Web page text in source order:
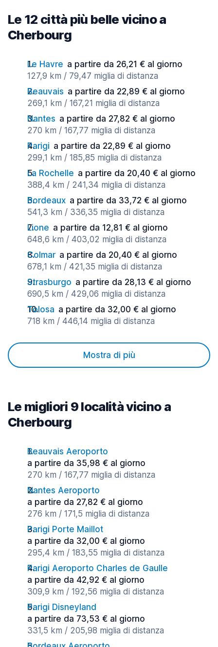
Le 12 città più belle vicino a
Cherbourg
Le Havre a partire da 26,21 € al giorno
127,9 km / 79,47 miglia di distanza
Beauvais a partire da 22,89 € al giorno
269,1 km / 167,21 miglia di distanza
Nantes a partire da 27,82 € al giorno
270 km / 167,77 miglia di distanza
Parigi a partire da 22,89 € al giorno
299,1 km / 185,85 miglia di distanza
La Rochelle a partire da 20,40 € al giorno
388,4 km / 241,34 miglia di distanza
Bordeaux a partire da 33,72 € al giorno
541,3 km / 336,35 miglia di distanza
Lione a partire da 12,81 € al giorno
648,6 km / 403,02 miglia di distanza
Colmar a partire da 20,40 € al giorno
678,1 km / 421,35 miglia di distanza
Strasburgo a partire da 28,13 € al giorno
690,5 km / 429,06 miglia di distanza
Tolosa a partire da 32,00 € al giorno
718 km / 446,14 miglia di distanza
Mostra di più
Le migliori 9 località vicino a
Cherbourg
Beauvais Aeroporto
a partire da 35,98 € al giorno
270 km / 167,77 miglia di distanza
Nantes Aeroporto
a partire da 27,82 € al giorno
276 km / 171,5 miglia di distanza
Parigi Porte Maillot
a partire da 32,00 € al giorno
295,4 km / 183,55 miglia di distanza
Parigi Aeroporto Charles de Gaulle
a partire da 42,92 € al giorno
309,9 km / 192,56 miglia di distanza
Parigi Disneyland
a partire da 73,53 € al giorno
331,5 km / 205,98 miglia di distanza